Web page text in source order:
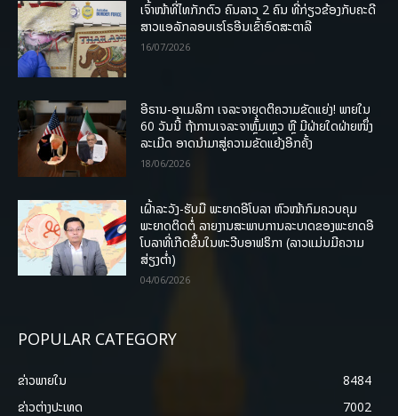
ເຈົ້າໜ້າທີ່ໄທກັກຕົວ ຄົນລາວ 2 ຄົນ ທີ່ກ່ຽວຂ້ອງກັບຄະດີ
ສາວແອລັກລອບເຮໂຣອີນເຂົ້າອົດສະຕາລີ
16/07/2026
ອີຣານ-ອາເມລິກາ ເຈລະຈາຍຸດຕິຄວາມຂັດແຍ່ງ! ພາຍໃນ
60 ວັນນີ້ ຖ້າການເຈລະຈາຫຼົ້ມເຫຼວ ຫຼື ມີຝ່າຍໃດຝ່າຍໜຶ່ງ
ລະເມີດ ອາດນໍາມາສູ່ຄວາມຂັດແຍ້ງອີກຄັ້ງ
18/06/2026
ເຝົ້າລະວັງ-ຮັບມື ພະຍາດອີໂບລາ ຫົວໜ້າກົມຄວບຄຸມ
ພະຍາດຕິດຕໍ່ ລາຍງານສະພາບການລະບາດຂອງພະຍາດອີ
ໂບລາທີ່ເກີດຂຶ້ນໃນທະວີບອາຟຣິກາ (ລາວແມ່ນມີຄວາມ
ສ່ຽງຕໍ່າ)
04/06/2026
POPULAR CATEGORY
ຂ່າວພາຍ​ໃນ
8484
ຂ່າວຕ່າງປະເທດ
7002